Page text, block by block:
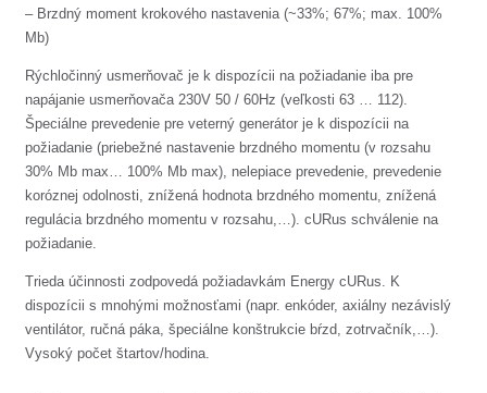
– Brzdný moment krokového nastavenia (~33%; 67%; max. 100%
Mb)
Rýchločinný usmerňovač je k dispozícii na požiadanie iba pre
napájanie usmerňovača 230V 50 / 60Hz (veľkosti 63 … 112).
Špeciálne prevedenie pre veterný generátor je k dispozícii na
požiadanie (priebežné nastavenie brzdného momentu (v rozsahu
30% Mb max… 100% Mb max), nelepiace prevedenie, prevedenie
koróznej odolnosti, znížená hodnota brzdného momentu, znížená
regulácia brzdného momentu v rozsahu,…). cURus schválenie na
požiadanie.
Trieda účinnosti zodpovedá požiadavkám Energy cURus. K
dispozícii s mnohými možnosťami (napr. enkóder, axiálny nezávislý
ventilátor, ručná páka, špeciálne konštrukcie bŕzd, zotrvačník,…).
Vysoký počet štartov/hodina.